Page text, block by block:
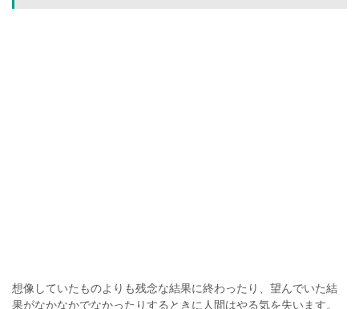
想像していたものよりも残念な結果に終わったり、望んでいた結
果がなかなかでなかったりするときに人間はやる気を失います。